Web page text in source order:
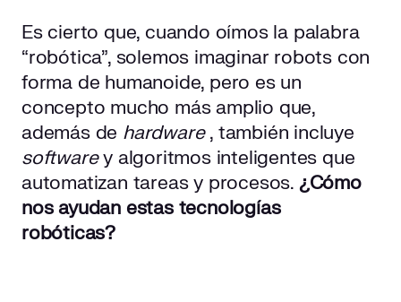
Es cierto que, cuando oímos la palabra
“robótica”, solemos imaginar robots con
forma de humanoide, pero es un
concepto mucho más amplio que,
además de hardware, también incluye
softwarey algoritmos inteligentes que
automatizan tareas y procesos. ¿Cómo
nos ayudan estas tecnologías
robóticas?